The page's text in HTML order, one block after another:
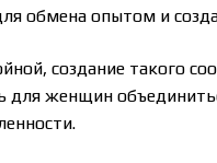
обмена опытом и
создание такого
для женщин